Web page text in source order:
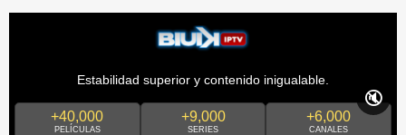
Estabilidad superior y contenido inigualable.
+40,000
PELÍCULAS
+9,000
SERIES
+6,000
CANALES
🔇